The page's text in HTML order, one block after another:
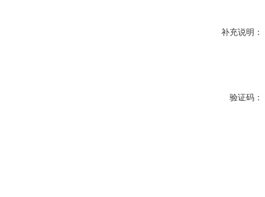
补充说明：
验证码：